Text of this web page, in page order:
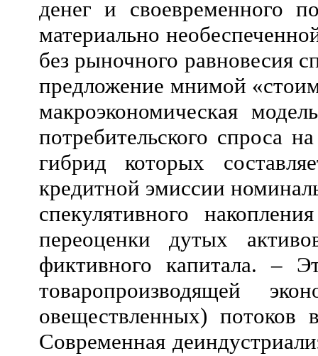
денег и своевременного
материально
без рыночного равновесия
предложение мнимой
макроэкономическая
потребительского спроса
гибрид которых
кредитной эмиссии
спекулятивного
переоценки дутых
фиктивного капитала. –
товаропроизводящей
овеществленных)
Современная